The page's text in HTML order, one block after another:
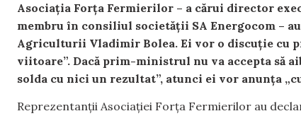
Asociația Forța Fermierilor – a cărui director
membru în consiliul societății SA Energocom –
Agriculturii Vladimir Bolea. Ei vor o discuție cu
viitoare”. Dacă prim-ministrul nu va accepta să
solda cu nici un rezultat”, atunci ei vor anunța
Reprezentanții Asociației Forța Fermierilor au